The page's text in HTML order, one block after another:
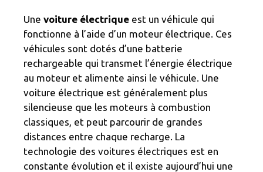
Une voiture électrique est un véhicule qui
fonctionne à l’aide d’un moteur électrique. Ces
véhicules sont dotés d’une batterie
rechargeable qui transmet l’énergie électrique
au moteur et alimente ainsi le véhicule. Une
voiture électrique est généralement plus
silencieuse que les moteurs à combustion
classiques, et peut parcourir de grandes
distances entre chaque recharge. La
technologie des voitures électriques est en
constante évolution et il existe aujourd’hui une